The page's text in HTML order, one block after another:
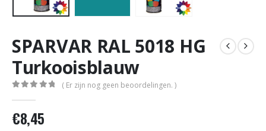
SPARVAR RAL 5018 HG
Turkooisblauw
( Er zijn nog geen beoordelingen. )
€8,45